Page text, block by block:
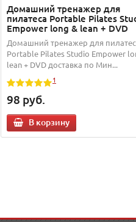
Домашний тренажер для
пилатеса Portable Pilates
Empower long & lean + DVD
Домашний тренажер для
Portable Pilates Studio Empower
lean + DVD доставка по Мин...
1
98 руб.
В корзину